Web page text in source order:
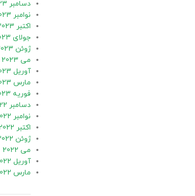
دسامبر 2023
نوامبر 2023
اکتبر 2023
جولای 2023
ژوئن 2023
می 2023
آوریل 2023
مارس 2023
فوریه 2023
دسامبر 2022
نوامبر 2022
اکتبر 2022
ژوئن 2022
می 2022
آوریل 2022
مارس 2022